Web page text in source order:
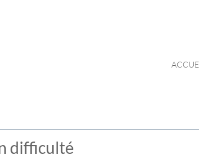
difficulté